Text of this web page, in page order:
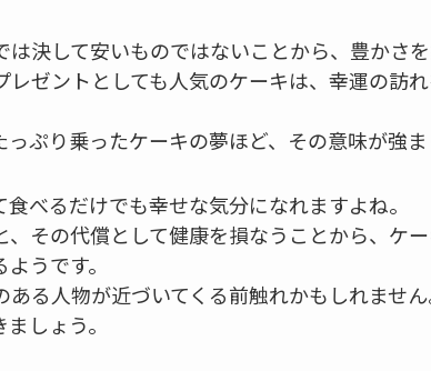
決して安いものではないことから、豊かさを
レゼントとしても人気のケーキは、幸運の訪
ぷり乗ったケーキの夢ほど、その意味が強ま
べるだけでも幸せな気分になれますよね。
、その代償として健康を損なうことから、ケ
うです。
る人物が近づいてくる前触れかもしれません
しょう。